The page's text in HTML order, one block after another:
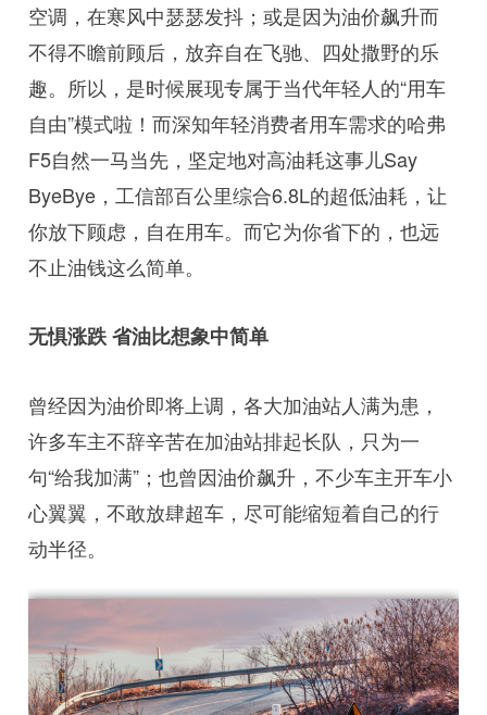
空调，在寒风中瑟瑟发抖；或是因为油价飙升而
不得不瞻前顾后，放弃自在飞驰、四处撒野的乐
趣。所以，是时候展现专属于当代年轻人的“用车
自由”模式啦！而深知年轻消费者用车需求的哈弗
F5自然一马当先，坚定地对高油耗这事儿Say
ByeBye，工信部百公里综合6.8L的超低油耗，让
你放下顾虑，自在用车。而它为你省下的，也远
不止油钱这么简单。
无惧涨跌 省油比想象中简单
曾经因为油价即将上调，各大加油站人满为患，
许多车主不辞辛苦在加油站排起长队，只为一
句“给我加满”；也曾因油价飙升，不少车主开车小
心翼翼，不敢放肆超车，尽可能缩短着自己的行
动半径。